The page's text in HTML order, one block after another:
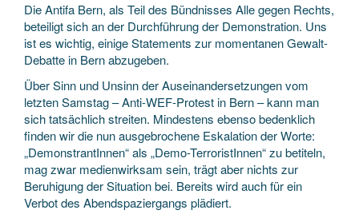
Die Antifa Bern, als Teil des Bündnisses Alle gegen Rechts,
beteiligt sich an der Durchführung der Demonstration. Uns
ist es wichtig, einige Statements zur momentanen Gewalt-
Debatte in Bern abzugeben.
Über Sinn und Unsinn der Auseinandersetzungen vom
letzten Samstag – Anti-WEF-Protest in Bern – kann man
sich tatsächlich streiten. Mindestens ebenso bedenklich
finden wir die nun ausgebrochene Eskalation der Worte:
„DemonstrantInnen“ als „Demo-TerroristInnen“ zu betiteln,
mag zwar medienwirksam sein, trägt aber nichts zur
Beruhigung der Situation bei. Bereits wird auch für ein
Verbot des Abendspaziergangs plädiert.